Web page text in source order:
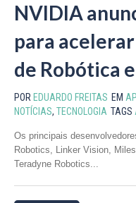
NVIDIA
para
de Robótica
POR EDUARDO FREITAS EM
NOTÍCIAS, TECNOLOGIA TAGS
Os principais
Robotics, Linker Vision,
Teradyne Robotics...